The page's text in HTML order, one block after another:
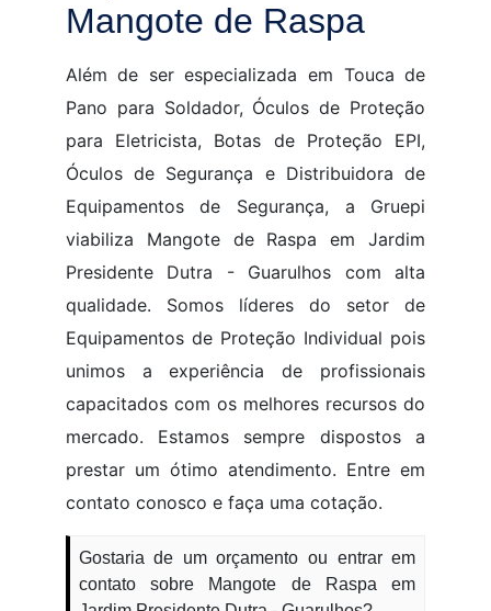
Mangote de Raspa
Além de ser especializada em Touca de
Pano para Soldador, Óculos de Proteção
para Eletricista, Botas de Proteção EPI,
Óculos de Segurança e Distribuidora de
Equipamentos de Segurança, a Gruepi
viabiliza Mangote de Raspa em Jardim
Presidente Dutra - Guarulhos com alta
qualidade. Somos líderes do setor de
Equipamentos de Proteção Individual pois
unimos a experiência de profissionais
capacitados com os melhores recursos do
mercado. Estamos sempre dispostos a
prestar um ótimo atendimento. Entre em
contato conosco e faça uma cotação.
Gostaria de um orçamento ou entrar em
contato sobre Mangote de Raspa em